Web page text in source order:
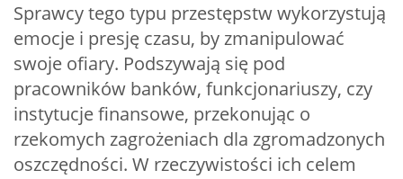
Sprawcy tego typu przestępstw wykorzystują
emocje i presję czasu, by zmanipulować
swoje ofiary. Podszywają się pod
pracowników banków, funkcjonariuszy, czy
instytucje finansowe, przekonując o
rzekomych zagrożeniach dla zgromadzonych
oszczędności. W rzeczywistości ich celem